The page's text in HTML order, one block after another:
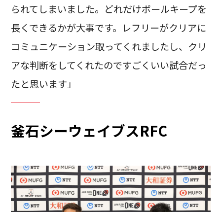
られてしまいました。どれだけボールキープを
長くできるかが大事です。レフリーがクリアに
コミュニケーション取ってくれましたし、クリ
アな判断をしてくれたのですごくいい試合だっ
たと思います」
釜石シーウェイブスRFC